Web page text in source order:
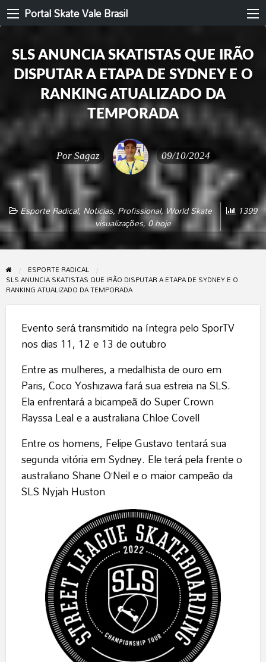
Portal Skate Vale Brasil
SLS ANUNCIA SKATISTAS QUE IRÃO
DISPUTAR A ETAPA DE SYDNEY E O
RANKING ATUALIZADO DA
TEMPORADA
Por Sagaz 09/10/2024
Esporte Radical, Noticias, Profissional,World Skate 1399
visualizações, 0 hoje
ESPORTE RADICAL
SLS ANUNCIA SKATISTAS QUE IRÃO DISPUTAR A ETAPA DE SYDNEY E O
RANKING ATUALIZADO DA TEMPORADA
Evento será transmitido na íntegra pelo SporTV
nos dias 11, 12 e 13 de outubro
Entre as mulheres, a medalhista de ouro em
Paris, Coco Yoshizawa fará sua estreia na SLS.
Ela enfrentará a bicampeã do Super Crown
Rayssa Leal e a australiana Chloe Covell
Entre os homens, Felipe Gustavo tentará sua
segunda vitória em Sydney. Ele terá pela frente o
australiano Shane O’Neil e o maior campeão da
SLS Nyjah Huston